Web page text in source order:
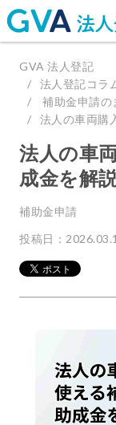
GVA 法人登記
法人登記コラ
補助金申請の
法人の車両購
法人の車
成金を解
補助金申請
投稿日：